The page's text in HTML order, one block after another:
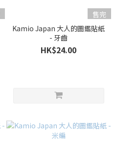
售完
Kamio Japan 大人的圖鑑貼紙
- 牙齒
HK$24.00